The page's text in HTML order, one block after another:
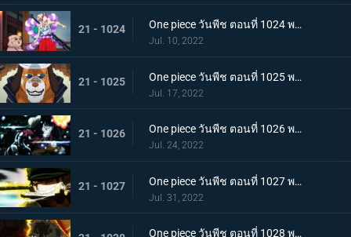
21 - 1024 One piece วันพีช ตอนที่ 1024 พากย์ไทย โอเด้งปรากฏตัว! จิตใจของปลอกดาบแดงหวั่นไหว
Jul. 10, 2022
21 - 1025 One piece วันพีช ตอนที่ 1025 พากย์ไทย รุ่นที่เลวร้ายที่สุดพินาศสิ้น! ท่าใหญ่ของสี่จักรพรรดิ
Jul. 17, 2022
21 - 1026 One piece วันพีช ตอนที่ 1026 พากย์ไทย ซุปเปอร์โนวาโต้กลับแผนแยก 4 จักรพรรดิ
Jul. 24, 2022
21 - 1027 One piece วันพีช ตอนที่ 1027 พากย์ไทย ปกป้องลูฟี่ไว้! วิชาดาบของโซโลกับลอว์
Jul. 31, 2022
One piece วันพีช ตอนที่ 1028 พากย์ไทย ก้ามข้ามสี่จักรพรรดิสิ หมัดเหล็กโต้กลับของลูฟี่